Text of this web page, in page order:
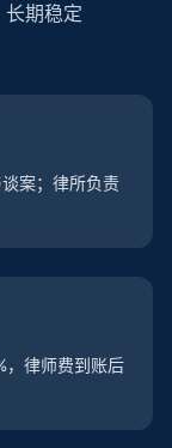
长期稳定
案；律所负责
，律师费到账后